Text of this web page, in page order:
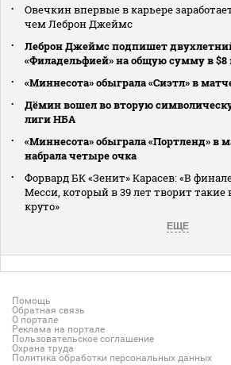
Овечкин впервые в карьере
чем Леброн Джеймс
Леброн Джеймс подпишет
«Филадельфией» на общую сумму в
«Миннесота» обыграла «Сиэтл» в
Дёмин вошел во вторую
лиги НБА
«Миннесота» обыграла «Портленд» в
набрала четыре очка
Форвард БК «Зенит» Карасев: «В
Месси, который в 39 лет творит такие
круто»
ЕЩЕ
Помощь
Обратная связь
О портале
Реклама на портале
Пользовательское соглашение
Охрана труда
Политика обработки персональных данных